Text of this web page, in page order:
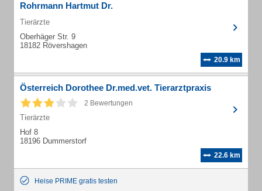
Rohrmann Hartmut Dr.
Tierärzte
Oberhäger Str. 9
18182 Rövershagen
20.9 km
Österreich Dorothee Dr.med.vet. Tierarztpraxis
2 Bewertungen
Tierärzte
Hof 8
18196 Dummerstorf
22.6 km
Heise PRIME gratis testen